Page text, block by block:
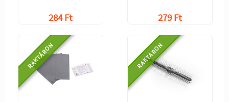
284 Ft 279 Ft
RAKTÁRON RAKTÁRON